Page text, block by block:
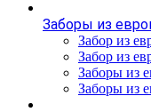
Заборы из
Забор из
Забор из
Заборы из
Заборы из